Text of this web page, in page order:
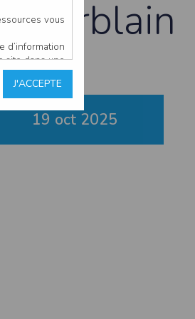
Herblain
19 oct 2025
vous
d’information
site dans une
du site
à jour. En
totalité des
des
et
J'ACCEPTE